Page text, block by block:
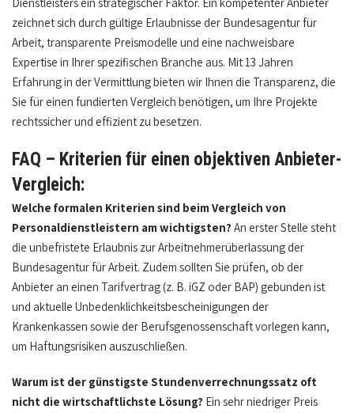
zeichnet sich durch gültige Erlaubnisse der Bundesagentur für
Arbeit, transparente Preismodelle und eine nachweisbare
Expertise in Ihrer spezifischen Branche aus. Mit 13 Jahren
Erfahrung in der Vermittlung bieten wir Ihnen die Transparenz, die
Sie für einen fundierten Vergleich benötigen, um Ihre Projekte
rechtssicher und effizient zu besetzen.
FAQ – Kriterien für einen objektiven Anbieter-
Vergleich:
Welche formalen Kriterien sind beim Vergleich von
Personaldienstleistern am wichtigsten? An erster Stelle steht
die unbefristete Erlaubnis zur Arbeitnehmerüberlassung der
Bundesagentur für Arbeit. Zudem sollten Sie prüfen, ob der
Anbieter an einen Tarifvertrag (z. B. iGZ oder BAP) gebunden ist
und aktuelle Unbedenklichkeitsbescheinigungen der
Krankenkassen sowie der Berufsgenossenschaft vorlegen kann,
um Haftungsrisiken auszuschließen.
Warum ist der günstigste Stundenverrechnungssatz oft
nicht die wirtschaftlichste Lösung? Ein sehr niedriger Preis